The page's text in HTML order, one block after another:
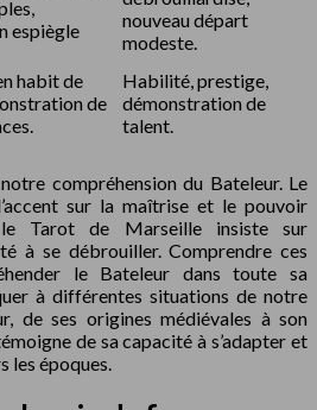
espiègle
nouveau départ
modeste.
habit de
de
Habilité, prestige,
démonstration de
talent.
compréhension du Bateleur. Le
sur la maîtrise et le pouvoir
Tarot de Marseille insiste sur
à se débrouiller. Comprendre ces
le Bateleur dans toute sa
à différentes situations de notre
de ses origines médiévales à son
de sa capacité à s’adapter et
les époques.